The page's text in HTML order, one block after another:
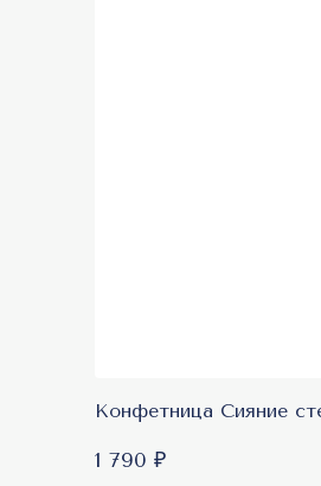
Конфетница Сияние
1 790 ₽